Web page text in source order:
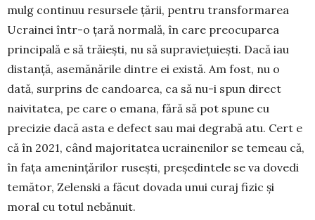
mulg continuu resur­sele țării, pentru transformarea
Ucrainei într-o țară normală, în care preocu­pa­rea
principală e să trăiești, nu să supraviețuiești. Dacă iau
dis­tanță, asemănările dintre ei există. Am fost, nu o
dată, surprins de can­doarea, ca să nu-i spun di­rect
naivitatea, pe care o emana, fără să pot spu­ne cu
precizie dacă asta e defect sau mai de­grabă atu. Cert e
că în 2021, când majo­ritatea ucrai­nenilor se temeau că,
în fața amenin­țărilor rusești, președintele se va dovedi
temător, Ze­lenski a făcut dovada unui curaj fizic și
moral cu totul nebănuit.